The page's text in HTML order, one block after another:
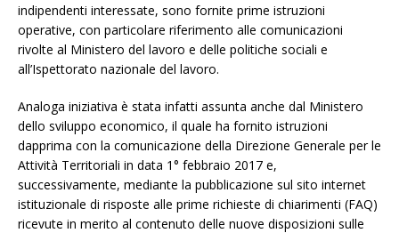
indipendenti interessate, sono fornite prime istruzioni
operative, con particolare riferimento alle comunicazioni
rivolte al Ministero del lavoro e delle politiche sociali e
all’Ispettorato nazionale del lavoro.
Analoga iniziativa è stata infatti assunta anche dal Ministero
dello sviluppo economico, il quale ha fornito istruzioni
dapprima con la comunicazione della Direzione Generale per le
Attività Territoriali in data 1° febbraio 2017 e,
successivamente, mediante la pubblicazione sul sito internet
istituzionale di risposte alle prime richieste di chiarimenti (FAQ)
ricevute in merito al contenuto delle nuove disposizioni sulle